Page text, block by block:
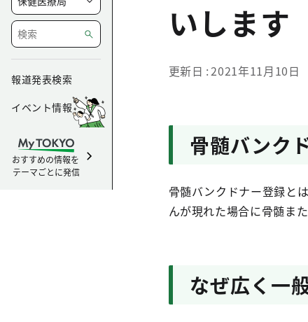
報道発表検索
イベント情報
おすすめの情報を
テーマごとに発信
いします
更新日 2021年11月10日
骨髄バンク
骨髄バンクドナー登録と
んが現れた場合に骨髄ま
なぜ広く一